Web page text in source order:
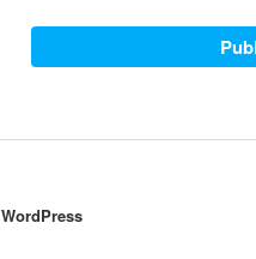
WordPress